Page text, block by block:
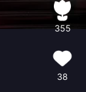
355
38